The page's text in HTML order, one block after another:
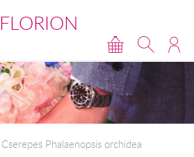
FLORION
Cserepes Phalaenopsis orchidea